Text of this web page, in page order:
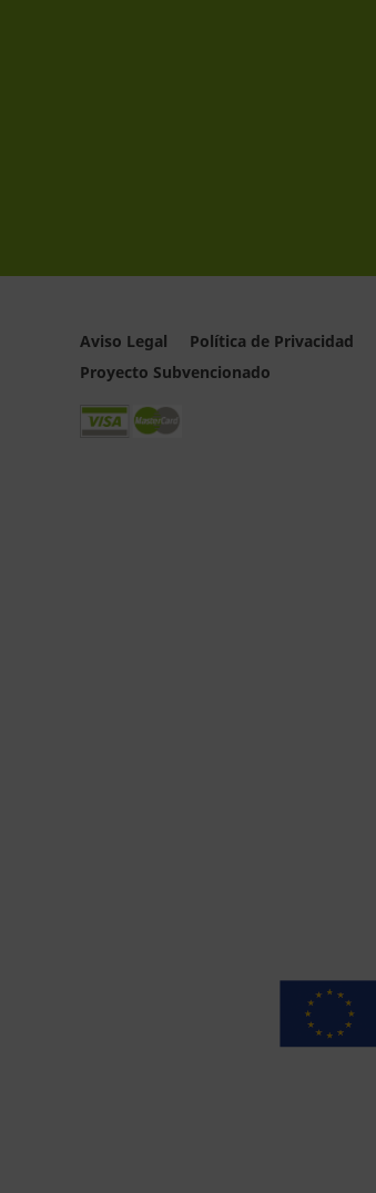
Aviso Legal Política de Privacidad
Proyecto Subvencionado